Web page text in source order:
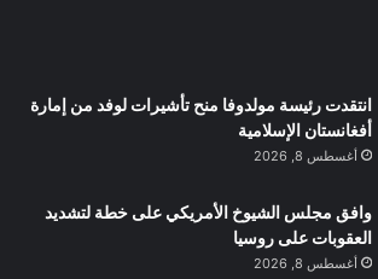
انتقدت رئيسة مولدوفا منح تأشيرات لوفد من إمارة
أفغانستان الإسلامية
أغسطس 8, 2026
وافق مجلس الشيوخ الأمريكي على خطة لتشديد
العقوبات على روسيا
أغسطس 8, 2026